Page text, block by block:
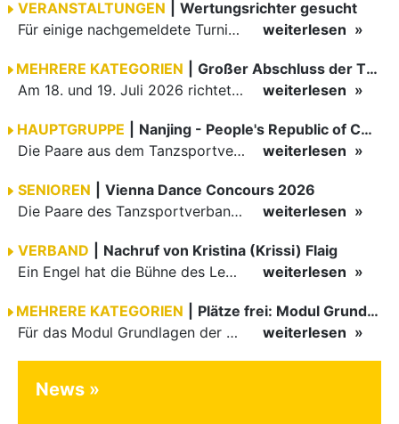
VERANSTALTUNGEN
Wertungsrichter gesucht
Für einige nachgemeldete Turniere im 2 Halbjahr sucht der ZWE noch Wertungsrichter.
weiterlesen
MEHRERE KATEGORIEN
Großer Abschluss der TBW-Trophy in Weinheim
Am 18. und 19. Juli 2026 richtete die Tanzsportabteilung (TSA) der TSG 1862 Weinheim das Abschlussturnier der diesjährigen TBW-Trophy-Serie aus. Zum traditionellen Saisonfinale kamen rund 400 Starts über…
weiterlesen
HAUPTGRUPPE
Nanjing - People's Republic of China
Die Paare aus dem Tanzsportverband Baden-Württemberg (TBW) haben beim hochklassig besetzten WDSF GrandSlam im chinesischen Nanjing wieder einmal auf internationalem Top-Niveau geglänzt. Das…
weiterlesen
SENIOREN
Vienna Dance Concours 2026
Die Paare des Tanzsportverbandes Baden-Württemberg (TBW) glänzten auf dem internationalen Parkett des Vienna Dance Concourse 2026 im Wiener Rathaus mit hervorragenden Platzierungen Ergebnisse unter: …
weiterlesen
VERBAND
Nachruf von Kristina (Krissi) Flaig
Ein Engel hat die Bühne des Lebens verlassen. Viel zu früh, plötzlich und für uns alle unfassbar, wurde unsere geliebte Kristina (Krissi) Flaig im Alter von 36 Jahren aus dem Leben gerissen. Das Tanzen…
weiterlesen
MEHRERE KATEGORIEN
Plätze frei: Modul Grundlagen
Für das Modul Grundlagen der Breitensportausbildung vom 10. bis 13. September an der Landessportschule Albstadt sind noch Plätze frei. Das Modul kann auch für den Lizenzerhalt (30 LE fachlich) genutzt…
weiterlesen
News